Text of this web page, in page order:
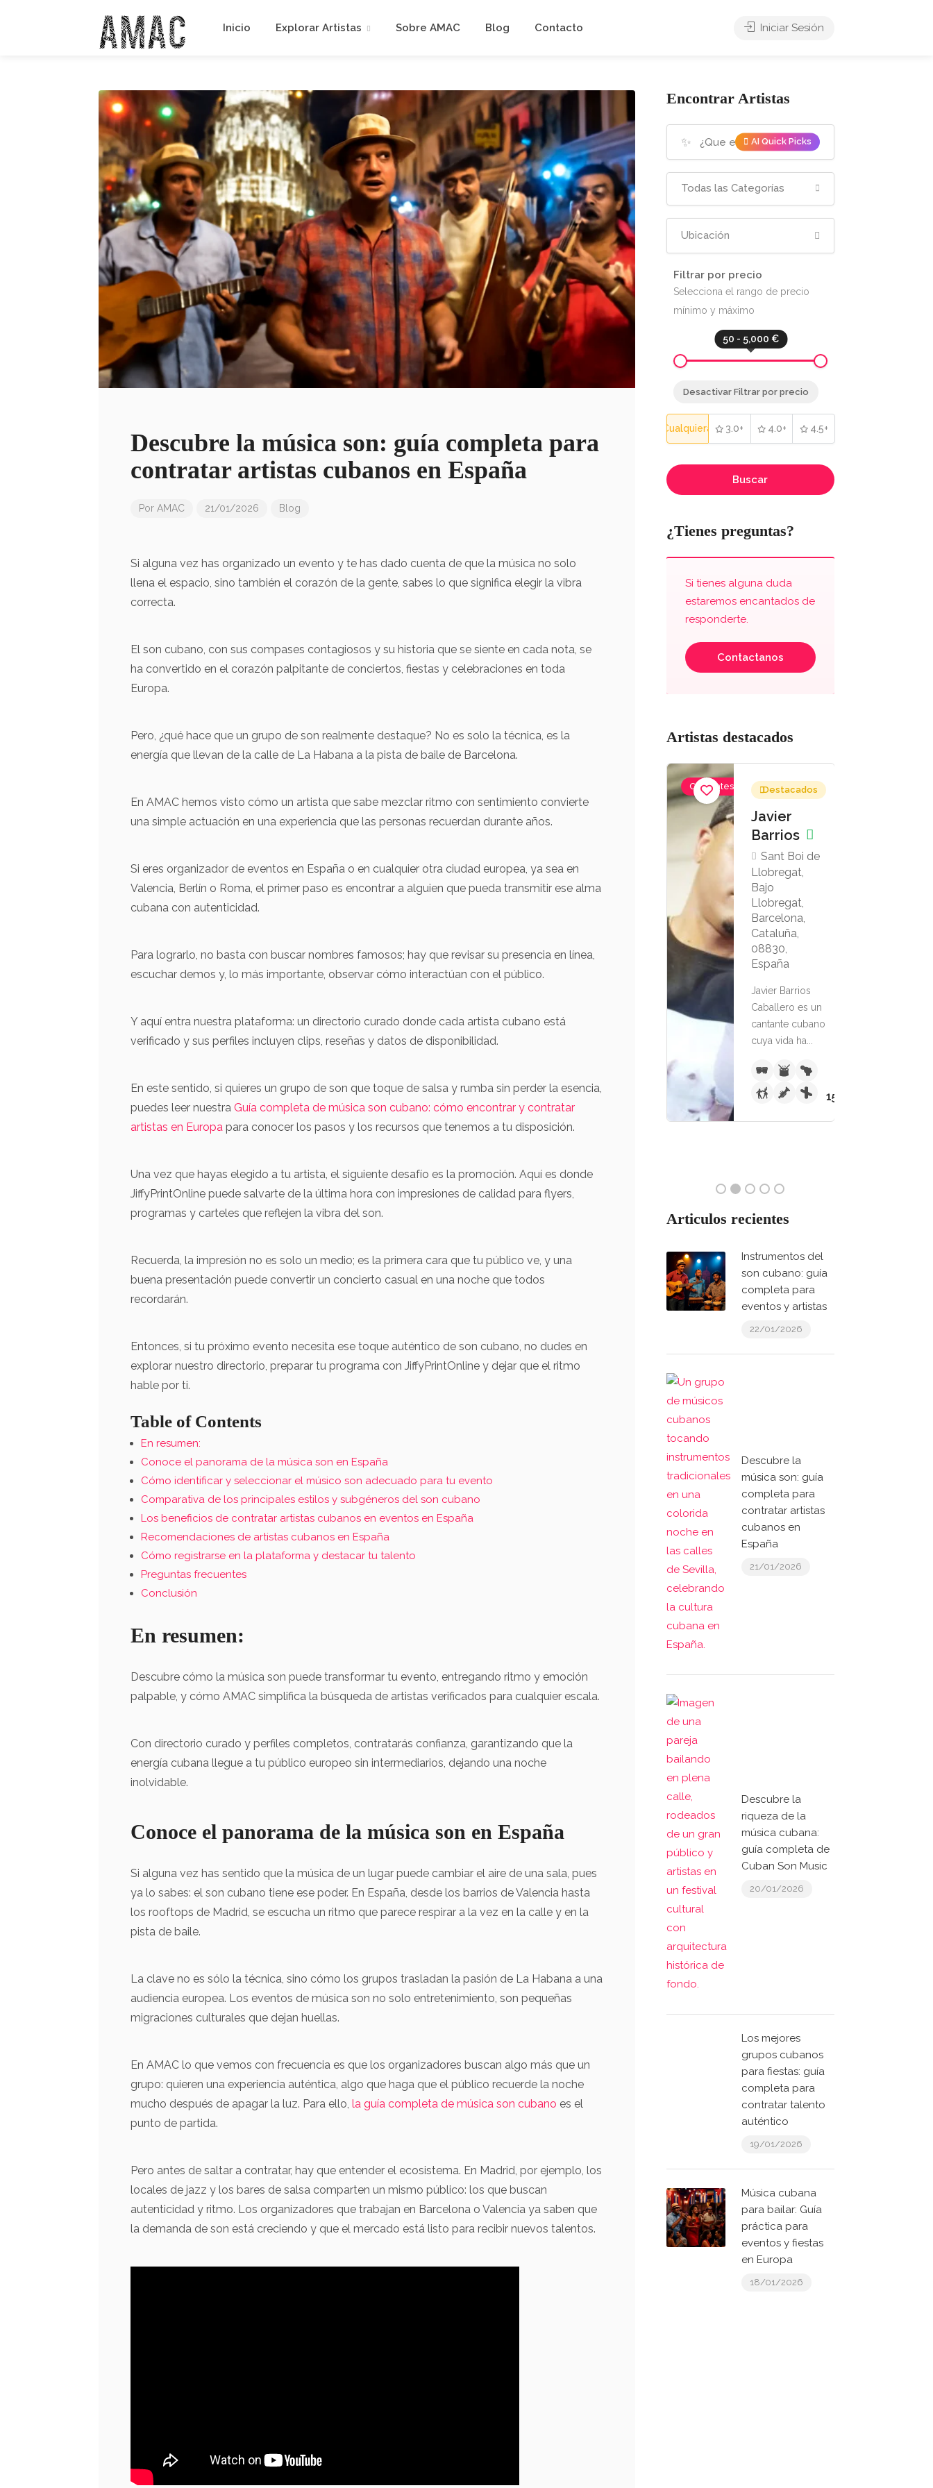
Inicio Explorar Artistas Sobre AMAC Blog Contacto Iniciar Sesión
Descubre la música son: guía completa para
contratar artistas cubanos en España
Por AMAC 21/01/2026 Blog
Si alguna vez has organizado un evento y te has dado cuenta de que la música no solo
llena el espacio, sino también el corazón de la gente, sabes lo que significa elegir la vibra
correcta.
El son cubano, con sus compases contagiosos y su historia que se siente en cada nota, se
ha convertido en el corazón palpitante de conciertos, fiestas y celebraciones en toda
Europa.
Pero, ¿qué hace que un grupo de son realmente destaque? No es solo la técnica, es la
energía que llevan de la calle de La Habana a la pista de baile de Barcelona.
En AMAC hemos visto cómo un artista que sabe mezclar ritmo con sentimiento convierte
una simple actuación en una experiencia que las personas recuerdan durante años.
Si eres organizador de eventos en España o en cualquier otra ciudad europea, ya sea en
Valencia, Berlín o Roma, el primer paso es encontrar a alguien que pueda transmitir ese alma
cubana con autenticidad.
Para lograrlo, no basta con buscar nombres famosos; hay que revisar su presencia en línea,
escuchar demos y, lo más importante, observar cómo interactúan con el público.
Y aquí entra nuestra plataforma: un directorio curado donde cada artista cubano está
verificado y sus perfiles incluyen clips, reseñas y datos de disponibilidad.
En este sentido, si quieres un grupo de son que toque de salsa y rumba sin perder la esencia,
puedes leer nuestra Guía completa de música son cubano: cómo encontrar y contratar
artistas en Europa para conocer los pasos y los recursos que tenemos a tu disposición.
Una vez que hayas elegido a tu artista, el siguiente desafío es la promoción. Aquí es donde
JiffyPrintOnline puede salvarte de la última hora con impresiones de calidad para flyers,
programas y carteles que reflejen la vibra del son.
Recuerda, la impresión no es solo un medio; es la primera cara que tu público ve, y una
buena presentación puede convertir un concierto casual en una noche que todos
recordarán.
Entonces, si tu próximo evento necesita ese toque auténtico de son cubano, no dudes en
explorar nuestro directorio, preparar tu programa con JiffyPrintOnline y dejar que el ritmo
hable por ti.
Table of Contents
En resumen:
Conoce el panorama de la música son en España
Cómo identificar y seleccionar el músico son adecuado para tu evento
Comparativa de los principales estilos y subgéneros del son cubano
Los beneficios de contratar artistas cubanos en eventos en España
Recomendaciones de artistas cubanos en España
Cómo registrarse en la plataforma y destacar tu talento
Preguntas frecuentes
Conclusión
En resumen:
Descubre cómo la música son puede transformar tu evento, entregando ritmo y emoción
palpable, y cómo AMAC simplifica la búsqueda de artistas verificados para cualquier escala.
Con directorio curado y perfiles completos, contratarás confianza, garantizando que la
energía cubana llegue a tu público europeo sin intermediarios, dejando una noche
inolvidable.
Conoce el panorama de la música son en España
Si alguna vez has sentido que la música de un lugar puede cambiar el aire de una sala, pues
ya lo sabes: el son cubano tiene ese poder. En España, desde los barrios de Valencia hasta
los rooftops de Madrid, se escucha un ritmo que parece respirar a la vez en la calle y en la
pista de baile.
La clave no es sólo la técnica, sino cómo los grupos trasladan la pasión de La Habana a una
audiencia europea. Los eventos de música son no solo entretenimiento, son pequeñas
migraciones culturales que dejan huellas.
En AMAC lo que vemos con frecuencia es que los organizadores buscan algo más que un
grupo: quieren una experiencia auténtica, algo que haga que el público recuerde la noche
mucho después de apagar la luz. Para ello, la guía completa de música son cubano es el
punto de partida.
Pero antes de saltar a contratar, hay que entender el ecosistema. En Madrid, por ejemplo, los
locales de jazz y los bares de salsa comparten un mismo público: los que buscan
autenticidad y ritmo. Los organizadores que trabajan en Barcelona o Valencia ya saben que
la demanda de son está creciendo y que el mercado está listo para recibir nuevos talentos.
Encontrar Artistas
✨ AI Quick Picks
Todas las Categorías
Filtrar por precio
Selecciona el rango de precio
mínimo y máximo
50 - 5,000 €
Desactivar Filtrar por precio
Cualquiera 3.0+ 4.0+ 4.5+
Buscar
¿Tienes preguntas?
Si tienes alguna duda
estaremos encantados de
responderte.
Contactanos
Artistas destacados
Instrumentistas
Ariel
El Guajiro –
guitarrista...
Yasser
Barcelona
pianista y...
Destacados
Caballero es un
150€ - 700€
Instrumentistas,
Profesores
Destacados
Carlos
Reyes
(Compota)
de Codines,
Vallés
Oriental,
Barcelona,
Cataluña,
08182, España
Percusionista y
baterista cubano
con una sólida
trayectoria en
la...
Articulos recientes
Instrumentos del
son cubano: guía
completa para
eventos y artistas
22/01/2026
Descubre la
música son: guía
completa para
contratar artistas
cubanos en
España
21/01/2026
Descubre la
riqueza de la
música cubana:
guía completa de
Cuban Son Music
20/01/2026
Los mejores
grupos cubanos
para fiestas: guía
completa para
contratar talento
auténtico
19/01/2026
Música cubana
para bailar: Guía
práctica para
eventos y fiestas
en Europa
18/01/2026